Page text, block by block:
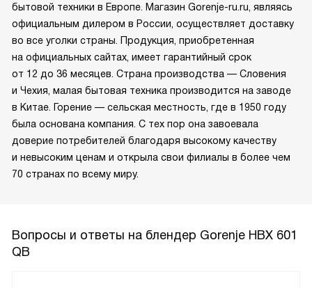
бытовой техники в Европе. Магазин Gorenje-ru.ru, являясь
официальным дилером в России, осуществляет доставку
во все уголки страны. Продукция, приобретенная
на официальных сайтах, имеет гарантийный срок
от 12 до 36 месяцев. Страна производства — Словения
и Чехия, малая бытовая техника производится на заводе
в Китае. Горение — сельская местность, где в 1950 году
была основана компания. С тех пор она завоевала
доверие потребителей благодаря высокому качеству
и невысоким ценам и открыла свои филиалы в более чем
70 странах по всему миру.
Вопросы и ответы на блендер Gorenje HBX 601
QB